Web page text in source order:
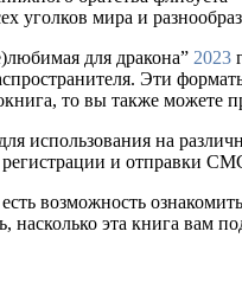
уголков мира и
для дракона” 2023
Эти
то вы также можете
использования на
регистрации и отправки
возможность
насколько эта книга вам